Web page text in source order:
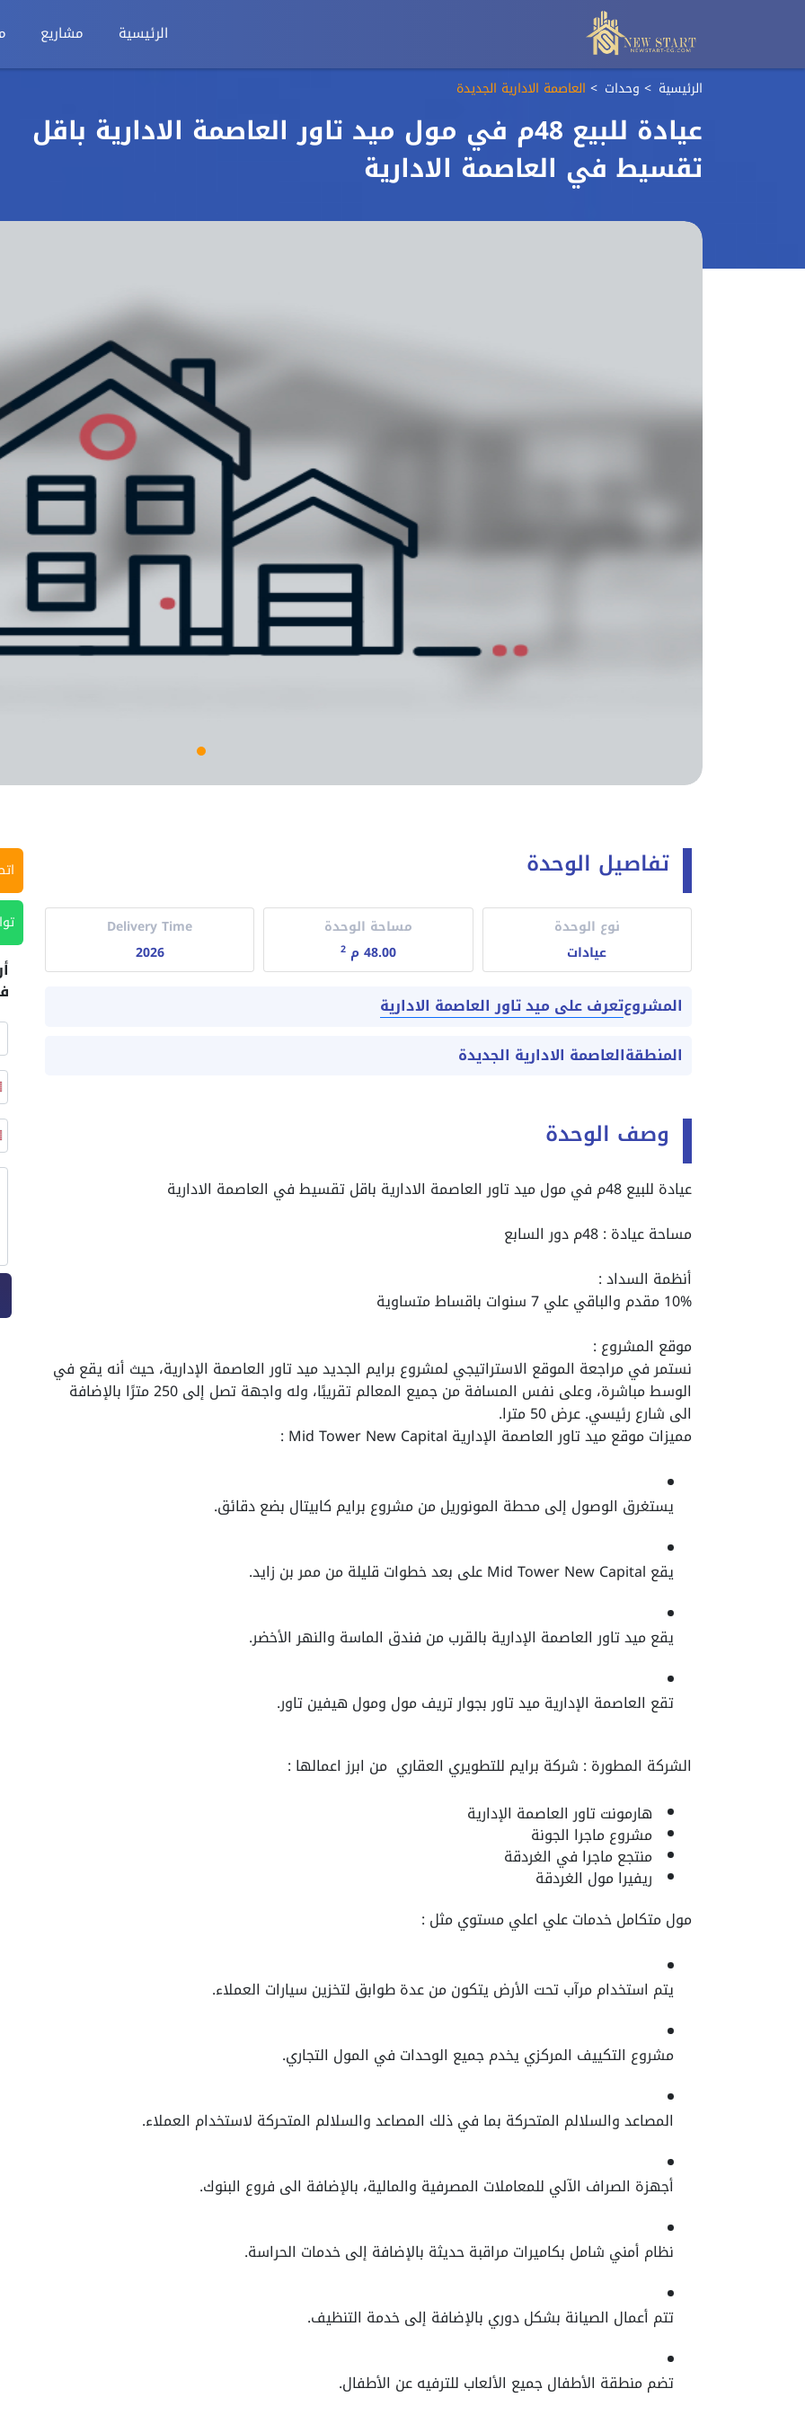
الرئيسية مشاريع
الرئيسية وحدات العاصمة الادارية الجديدة
عيادة للبيع 48م في مول ميد تاور العاصمة الادارية باقل
تقسيط في العاصمة الادارية
تفاصيل الوحدة
نوع الوحدة
عيادات
مساحة الوحدة
48.00 م
2
Delivery Time
2026
المشروعتعرف على ميد تاور العاصمة الادارية
المنطقةالعاصمة الادارية الجديدة
وصف الوحدة
عيادة للبيع 48م في مول ميد تاور العاصمة الادارية باقل تقسيط في العاصمة الادارية
مساحة عيادة : 48م دور السابع
أنظمة السداد :
10% مقدم والباقي علي 7 سنوات باقساط متساوية
موقع المشروع :
نستمر في مراجعة الموقع الاستراتيجي لمشروع برايم الجديد ميد تاور العاصمة الإدارية، حيث أنه يقع في
الوسط مباشرة، وعلى نفس المسافة من جميع المعالم تقريبًا، وله واجهة تصل إلى 250 مترًا بالإضافة
الى شارع رئيسي. عرض 50 مترا.
مميزات موقع ميد تاور العاصمة الإدارية Mid Tower New Capital :
يستغرق الوصول إلى محطة المونوريل من مشروع برايم كابيتال بضع دقائق.
يقع Mid Tower New Capital على بعد خطوات قليلة من ممر بن زايد.
يقع ميد تاور العاصمة الإدارية بالقرب من فندق الماسة والنهر الأخضر.
تقع العاصمة الإدارية ميد تاور بجوار تريف مول ومول هيفين تاور.
الشركة المطورة : شركة برايم للتطويري العقاري من ابرز اعمالها :
هارمونت تاور العاصمة الإدارية
مشروع ماجرا الجونة
منتجع ماجرا في الغردقة
ريفيرا مول الغردقة
مول متكامل خدمات علي اعلي مستوي مثل :
يتم استخدام مرآب تحت الأرض يتكون من عدة طوابق لتخزين سيارات العملاء.
مشروع التكييف المركزي يخدم جميع الوحدات في المول التجاري.
المصاعد والسلالم المتحركة بما في ذلك المصاعد والسلالم المتحركة لاستخدام العملاء.
أجهزة الصراف الآلي للمعاملات المصرفية والمالية، بالإضافة الى فروع البنوك.
نظام أمني شامل بكاميرات مراقبة حديثة بالإضافة إلى خدمات الحراسة.
تتم أعمال الصيانة بشكل دوري بالإضافة إلى خدمة التنظيف.
تضم منطقة الأطفال جميع الألعاب للترفيه عن الأطفال.